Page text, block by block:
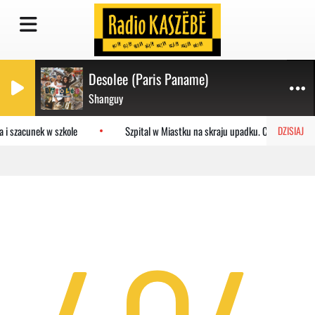
Desolee (Paris Paname)
Shanguy
DZISIAJ
szacunek w szkole Szpital w Miastku na skraju upadku. Co czeka